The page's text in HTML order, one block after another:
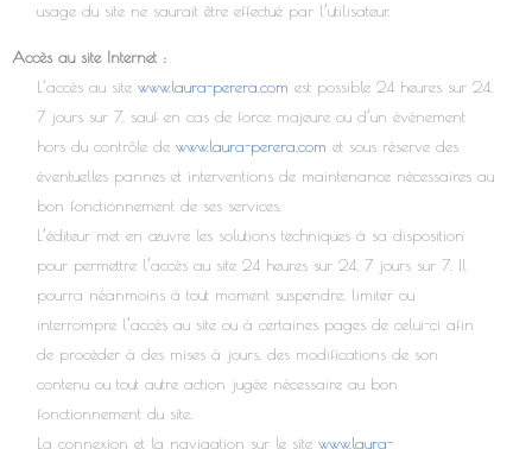
usage du site ne saurait être effectué par l’utilisateur.
Accès au site Internet :
L’accès au site www.laura-perera.com est possible 24 heures sur 24,
7 jours sur 7, sauf en cas de force majeure ou d’un événement
hors du contrôle de www.laura-perera.com et sous réserve des
éventuelles pannes et interventions de maintenance nécessaires au
bon fonctionnement de ses services.
L’éditeur met en œuvre les solutions techniques à sa disposition
pour permettre l’accès au site 24 heures sur 24, 7 jours sur 7. Il
pourra néanmoins à tout moment suspendre, limiter ou
interrompre l’accès au site ou à certaines pages de celui-ci afin
de procéder à des mises à jours, des modifications de son
contenu ou tout autre action jugée nécessaire au bon
fonctionnement du site.
La connexion et la navigation sur le site www.laura-